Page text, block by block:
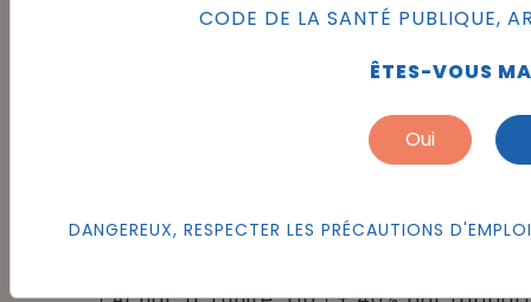
mensuelles
liquide
gourmands sucrés
(encrassement)
CODE DE LA SANTÉ PUBLIQUE,
ÊTES-VOUS
Oui
DANGEREUX, RESPECTER LES PRÉCAUTIONS